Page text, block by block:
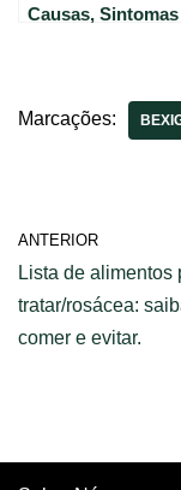
Causas, Sintomas
Marcações:
ANTERIOR
Lista de alimentos
tratar/rosácea:
comer e evitar.